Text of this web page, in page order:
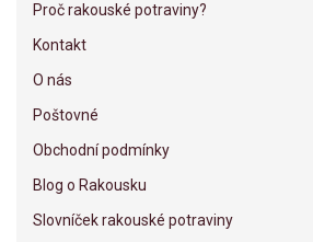
Proč rakouské potraviny?
Kontakt
O nás
Poštovné
Obchodní podmínky
Blog o Rakousku
Slovníček rakouské potraviny